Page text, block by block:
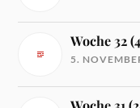
Woche 32
5.